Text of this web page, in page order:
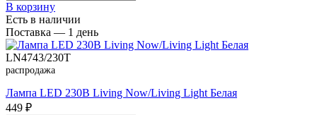
В корзинy
Есть в наличии
Поставка — 1 день
LN4743/230T
распродажа
Лампа LED 230В Living Now/Living Light Белая
449 ₽